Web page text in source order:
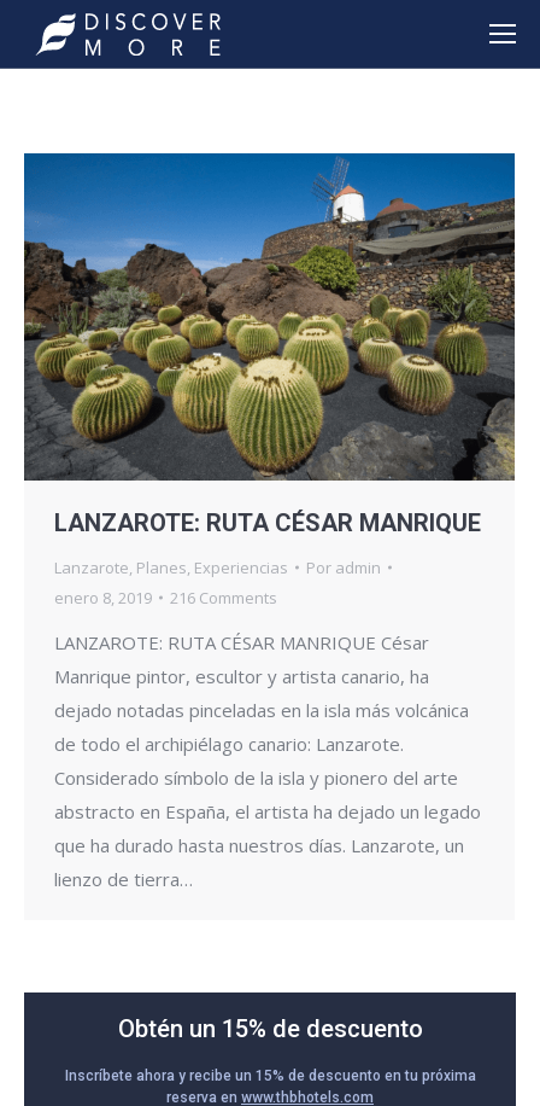
LANZAROTE: RUTA CÉSAR MANRIQUE
Lanzarote, Planes, Experiencias Por admin
enero 8, 2019
216 Comments
LANZAROTE: RUTA CÉSAR MANRIQUE César
Manrique pintor, escultor y artista canario, ha
dejado notadas pinceladas en la isla más volcánica
de todo el archipiélago canario: Lanzarote.
Considerado símbolo de la isla y pionero del arte
abstracto en España, el artista ha dejado un legado
que ha durado hasta nuestros días. Lanzarote, un
lienzo de tierra…
Obtén un 15% de descuento
Inscríbete ahora y recibe un 15% de descuento en tu próxima
reserva en www.thbhotels.com